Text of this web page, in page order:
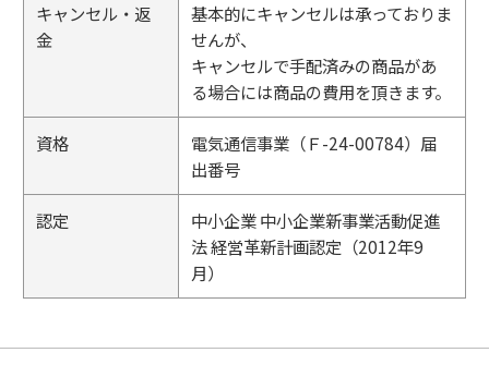
キャンセル・返
金
基本的にキャンセルは承っておりま
せんが、
キャンセルで手配済みの商品があ
る場合には商品の費用を頂きます。
資格
電気通信事業（Ｆ-24-00784）届
出番号
認定
中小企業 中小企業新事業活動促進
法 経営革新計画認定（2012年9
月）